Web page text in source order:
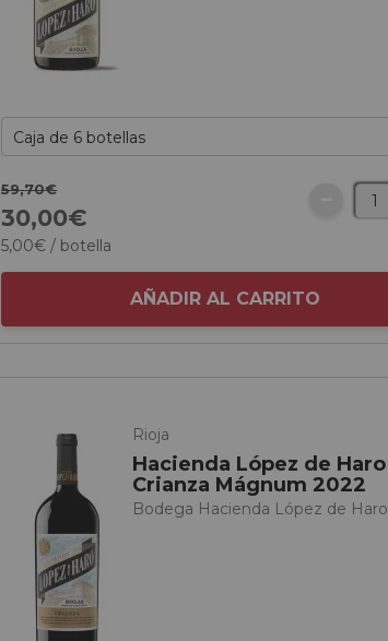
59,70€
30,00€
5,00€ / botella
AÑADIR AL CARRITO
Rioja
Hacienda López de Haro
Crianza Mágnum 2022
Bodega Hacienda López de Haro